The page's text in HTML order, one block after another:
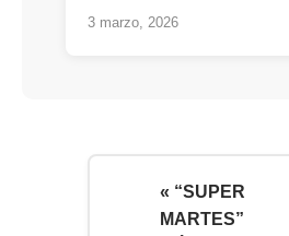
3 marzo, 2026
« “SUPER
MARTES”